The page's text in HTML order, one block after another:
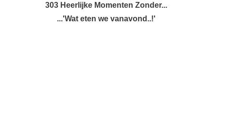
303 Heerlijke Momenten Zonder...
...'Wat eten we vanavond..!'